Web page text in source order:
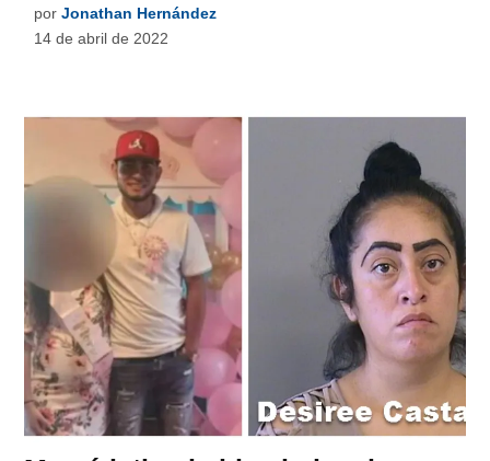
por Jonathan Hernández
14 de abril de 2022